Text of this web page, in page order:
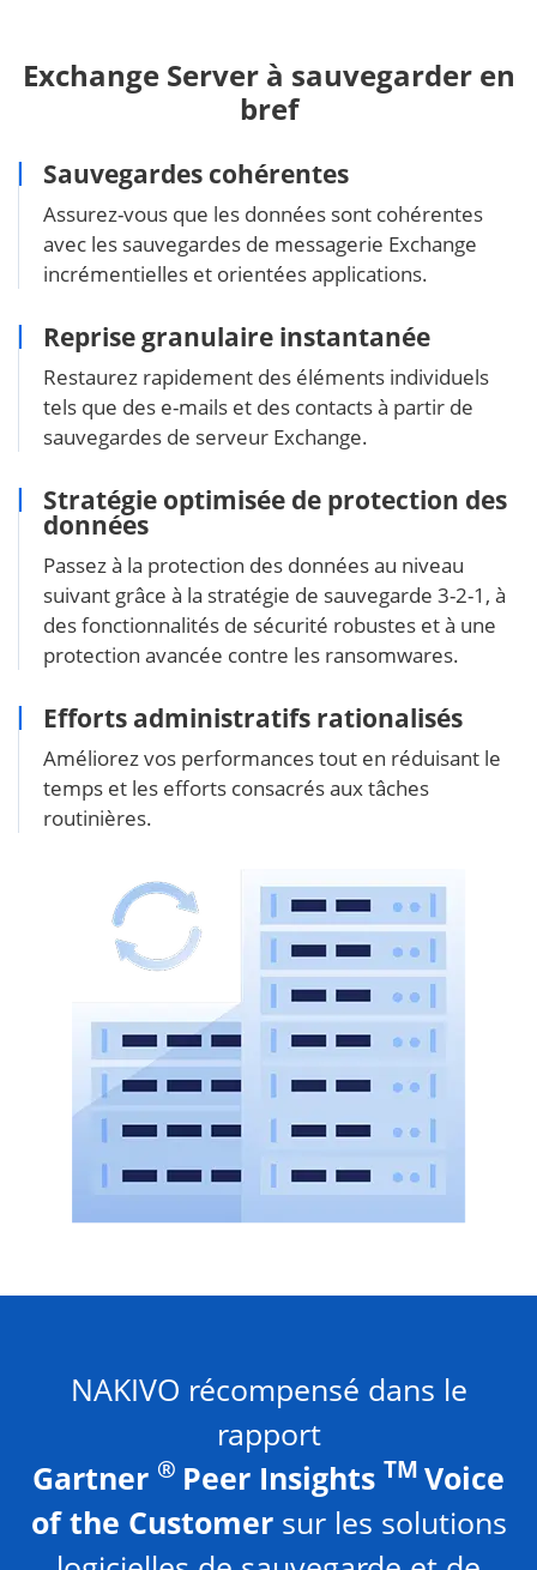
Exchange Server à sauvegarder en
bref
Sauvegardes cohérentes
Assurez-vous que les données sont cohérentes
avec les sauvegardes de messagerie Exchange
incrémentielles et orientées applications.
Reprise granulaire instantanée
Restaurez rapidement des éléments individuels
tels que des e-mails et des contacts à partir de
sauvegardes de serveur Exchange.
Stratégie optimisée de protection des
données
Passez à la protection des données au niveau
suivant grâce à la stratégie de sauvegarde 3-2-1, à
des fonctionnalités de sécurité robustes et à une
protection avancée contre les ransomwares.
Efforts administratifs rationalisés
Améliorez vos performances tout en réduisant le
temps et les efforts consacrés aux tâches
routinières.
NAKIVO récompensé dans le
rapport
Gartner ® Peer Insights TM Voice
of the Customer sur les solutions